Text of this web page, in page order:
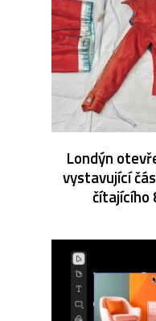
Londýn
vystavující
čítajícího